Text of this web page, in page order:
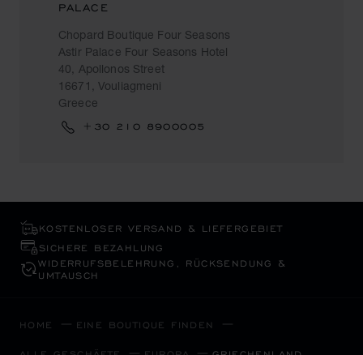
PALACE
Chopard Boutique Four Seasons
Astir Palace Four Seasons Hotel
40, Apollonos Street
16671, Vouliagmeni
Greece
+30 210 8900005
KOSTENLOSER VERSAND & LIEFERGEBIET
SICHERE BEZAHLUNG
WIDERRUFS­BELEHRUNG, RÜCKSENDUNG &
UMTAUSCH
HOME EINE BOUTIQUE FINDEN